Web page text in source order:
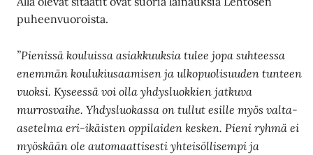
puheenvuoroista.
”Pienissä kouluissa asiakkuuksia tulee jopa suhteessa
enemmän koulukiusaamisen ja ulkopuolisuuden tunteen
vuoksi. Kyseessä voi olla yhdysluokkien jatkuva
murrosvaihe. Yhdysluokassa on tullut esille myös valta-
asetelma eri-ikäisten oppilaiden kesken. Pieni ryhmä ei
myöskään ole automaattisesti yhteisöllisempi ja